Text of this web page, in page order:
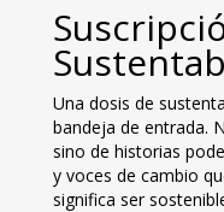
Una dosis de
bandeja de entrada.
sino de historias
y voces de cambio
significa ser